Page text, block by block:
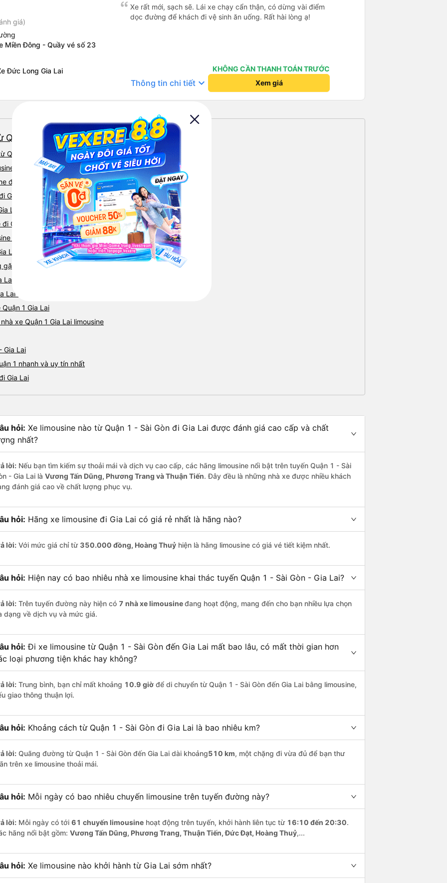
giá)
Miền Đông - Quầy vé số 23
Đức Long Gia Lai
Xe rất mới, sạch sẽ. Lái xe chạy cẩn thận, có dừng vài điểm
dọc đường để khách đi vệ sinh ăn uống. Rất hài lòng ạ!
KHÔNG CẦN THANH TOÁN TRƯỚC
Thông tin chi tiết keyboard_arrow_down Xem giá
Quận 1 giá tốt nhất
Quận 1 tốt nhất hiện nay 08/2026
đi Gia Lai từ Quận 1 được đánh giá cao
đi Gia Lai từ Quận 1 uy tín
Gia Lai từ Quận 1 chất lượng
Lai từ Quận 1 được yêu thích
Gia Lai từ Quận 1 được đánh giá cao
đi Gia Lai từ Quận 1 uy tín
Lai từ Quận 1 chất lượng
khi đặt xe limousine đi Quận 1 từ Gia Lai
của các nhà xe
Lai từ Quận 1
1 Gia Lai
xe Quận 1 Gia Lai limousine
Gia Lai
1 nhanh và uy tín nhất
Gia Lai
hỏi: Xe limousine nào từ Quận 1 - Sài Gòn đi Gia Lai được đánh giá cao cấp và chất
nhất?
lời: Nếu bạn tìm kiếm sự thoải mái và dịch vụ cao cấp, các hãng limousine nổi bật trên tuyến Quận 1 - Sài
- Gia Lai là Vương Tấn Dũng, Phương Trang và Thuận Tiến. Đây đều là những nhà xe được nhiều khách
đánh giá cao về chất lượng phục vụ.
hỏi: Hãng xe limousine đi Gia Lai có giá rẻ nhất là hãng nào?
lời: Với mức giá chỉ từ 350.000 đồng, Hoàng Thuỷ hiện là hãng limousine có giá vé tiết kiệm nhất.
hỏi: Hiện nay có bao nhiêu nhà xe limousine khai thác tuyến Quận 1 - Sài Gòn - Gia Lai?
lời: Trên tuyến đường này hiện có 7 nhà xelimousineđang hoạt động, mang đến cho bạn nhiều lựa chọn
dạng về dịch vụ và mức giá.
hỏi: Đi xe limousine từ Quận 1 - Sài Gòn đến Gia Lai mất bao lâu, có mất thời gian hơn
loại phương tiện khác hay không?
lời: Trung bình, bạn chỉ mất khoảng 10.9 giờ để di chuyển từ Quận 1 - Sài Gòn đến Gia Lai bằng limousine,
giao thông thuận lợi.
hỏi: Khoảng cách từ Quận 1 - Sài Gòn đi Gia Lai là bao nhiêu km?
lời: Quãng đường từ Quận 1 - Sài Gòn đến Gia Lai dài khoảng510 km, một chặng đi vừa đủ để bạn thư
trên xe limousine thoải mái.
hỏi: Mỗi ngày có bao nhiêu chuyến limousine trên tuyến đường này?
lời: Mỗi ngày có tới 61 chuyến limousine hoạt động trên tuyến, khởi hành liên tục từ 16:10 đến 20:30.
hãng nổi bật gồm: Vương Tấn Dũng, Phương Trang, Thuận Tiến, Đức Đạt, Hoàng Thuỷ,...
hỏi: Xe limousine nào khởi hành từ Gia Lai sớm nhất?